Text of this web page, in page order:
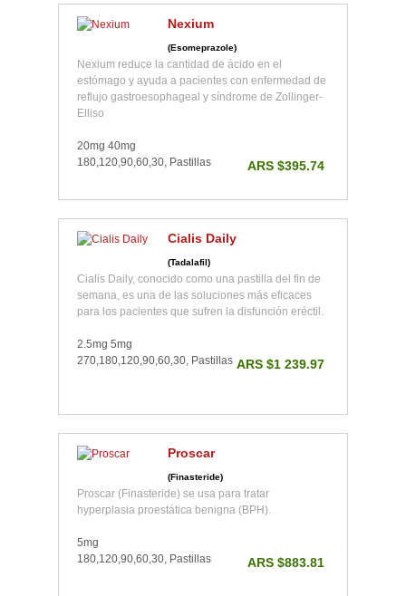
Nexium
(Esomeprazole)
Nexium reduce la cantidad de ácido en el
estómago y ayuda a pacientes con enfermedad de
reflujo gastroesophageal y síndrome de Zollinger-
Elliso
20mg 40mg
180,120,90,60,30, Pastillas
ARS $395.74
Cialis Daily
(Tadalafil)
Cialis Daily, conocido como una pastilla del fin de
semana, es una de las soluciones más eficaces
para los pacientes que sufren la disfunción eréctil.
2.5mg 5mg
270,180,120,90,60,30, Pastillas ARS $1 239.97
Proscar
(Finasteride)
Proscar (Finasteride) se usa para tratar
hyperplasia proestática benigna (BPH).
5mg
180,120,90,60,30, Pastillas
ARS $883.81